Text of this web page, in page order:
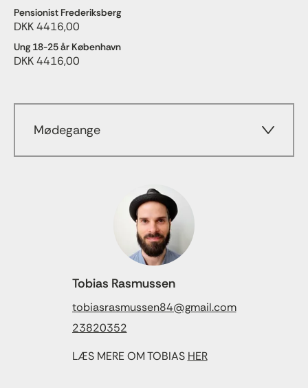
Pensionist Frederiksberg
DKK 4416,00
Ung 18-25 år København
DKK 4416,00
Mødegange
Tobias Rasmussen
tobiasrasmussen84@gmail.com
23820352
LÆS MERE OM TOBIAS HER